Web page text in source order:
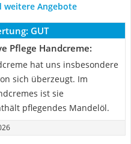
weitere Angebote
GUT
Pflege Handcreme:
hat uns insbesondere
sich überzeugt. Im
ist sie
pflegendes Mandelöl.